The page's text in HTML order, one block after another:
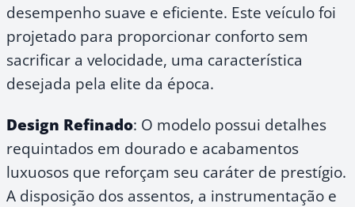
desempenho suave e eficiente. Este veículo foi
projetado para proporcionar conforto sem
sacrificar a velocidade, uma característica
desejada pela elite da época.
Design Refinado: O modelo possui detalhes
requintados em dourado e acabamentos
luxuosos que reforçam seu caráter de prestígio.
A disposição dos assentos, a instrumentação e